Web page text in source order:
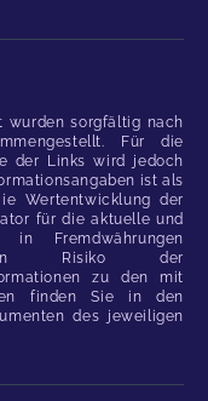
wurden sorgfältig nach
Für die
der Links wird jedoch
ist als
Wertentwicklung der
für die aktuelle und
in Fremdwährungen
Risiko der
zu den mit
finden Sie in den
des jeweiligen